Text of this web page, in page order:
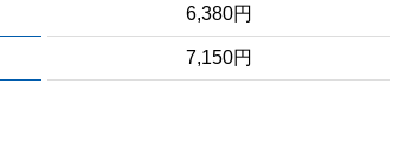
6,380円
7,150円